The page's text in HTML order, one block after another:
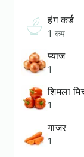
हंग कर्ड
1 कप
प्याज
1
शिमला
1
गाजर
1